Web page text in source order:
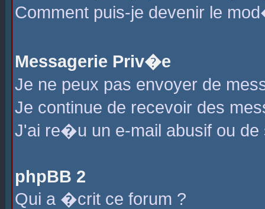
Comment puis-je devenir le
Messagerie Priv�e
Je ne peux pas envoyer de
Je continue de recevoir des
J'ai re�u un e-mail abusif ou de
phpBB 2
Qui a �crit ce forum ?